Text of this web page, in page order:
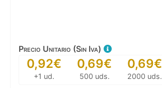
Precio Unitario (Sin Iva)
0,92€
+1 ud.
0,69€
500 uds.
0,69€
2000 uds.